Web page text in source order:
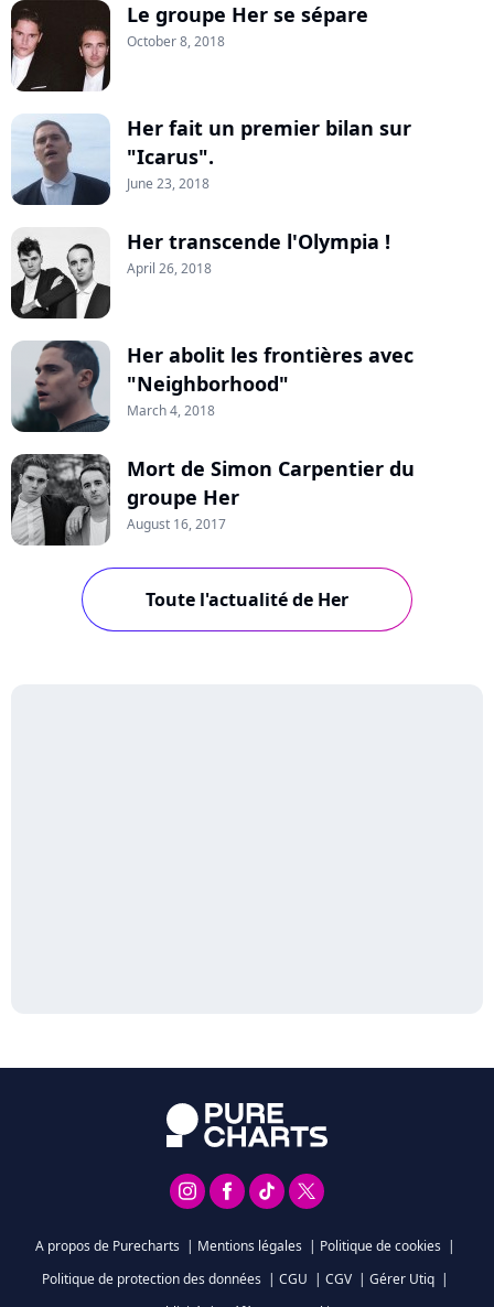
Le groupe Her se sépare
October 8, 2018
Her fait un premier bilan sur
"Icarus".
June 23, 2018
Her transcende l'Olympia !
April 26, 2018
Her abolit les frontières avec
"Neighborhood"
March 4, 2018
Mort de Simon Carpentier du
groupe Her
August 16, 2017
Toute l'actualité de Her
A propos de Purecharts | Mentions légales | Politique de cookies |
Politique de protection des données | CGU | CGV | Gérer Utiq |